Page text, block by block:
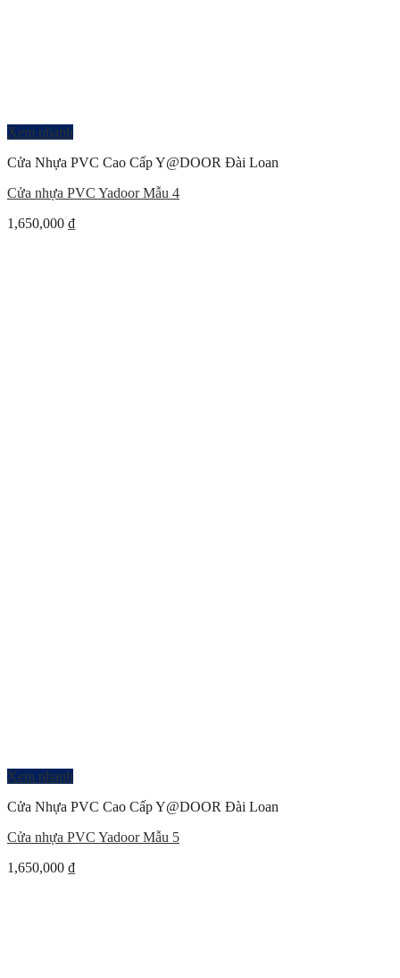
Xem nhanh
Cửa Nhựa PVC Cao Cấp Y@DOOR Đài Loan
Cửa nhựa PVC Yadoor Mẫu 4
1,650,000 ₫
Xem nhanh
Cửa Nhựa PVC Cao Cấp Y@DOOR Đài Loan
Cửa nhựa PVC Yadoor Mẫu 5
1,650,000 ₫